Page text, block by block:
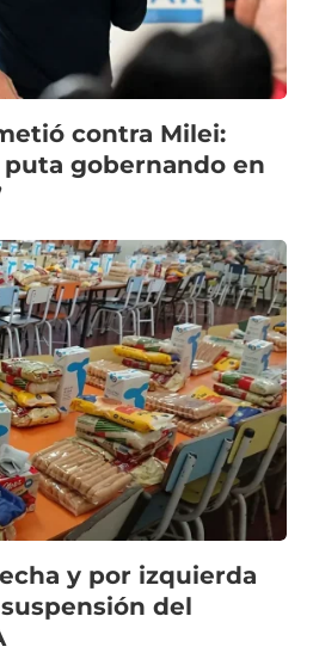
contra Milei:
puta gobernando en
y por izquierda
del